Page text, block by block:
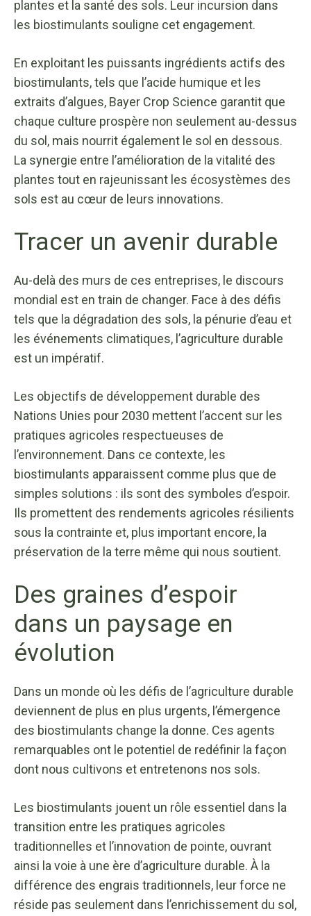
plantes et la santé des sols. Leur incursion dans
les biostimulants souligne cet engagement.
En exploitant les puissants ingrédients actifs des
biostimulants, tels que l’acide humique et les
extraits d’algues, Bayer Crop Science garantit que
chaque culture prospère non seulement au-dessus
du sol, mais nourrit également le sol en dessous.
La synergie entre l’amélioration de la vitalité des
plantes tout en rajeunissant les écosystèmes des
sols est au cœur de leurs innovations.
Tracer un avenir durable
Au-delà des murs de ces entreprises, le discours
mondial est en train de changer. Face à des défis
tels que la dégradation des sols, la pénurie d’eau et
les événements climatiques, l’agriculture durable
est un impératif.
Les objectifs de développement durable des
Nations Unies pour 2030 mettent l’accent sur les
pratiques agricoles respectueuses de
l’environnement. Dans ce contexte, les
biostimulants apparaissent comme plus que de
simples solutions : ils sont des symboles d’espoir.
Ils promettent des rendements agricoles résilients
sous la contrainte et, plus important encore, la
préservation de la terre même qui nous soutient.
Des graines d’espoir
dans un paysage en
évolution
Dans un monde où les défis de l’agriculture durable
deviennent de plus en plus urgents, l’émergence
des biostimulants change la donne. Ces agents
remarquables ont le potentiel de redéfinir la façon
dont nous cultivons et entretenons nos sols.
Les biostimulants jouent un rôle essentiel dans la
transition entre les pratiques agricoles
traditionnelles et l’innovation de pointe, ouvrant
ainsi la voie à une ère d’agriculture durable. À la
différence des engrais traditionnels, leur force ne
réside pas seulement dans l’enrichissement du sol,